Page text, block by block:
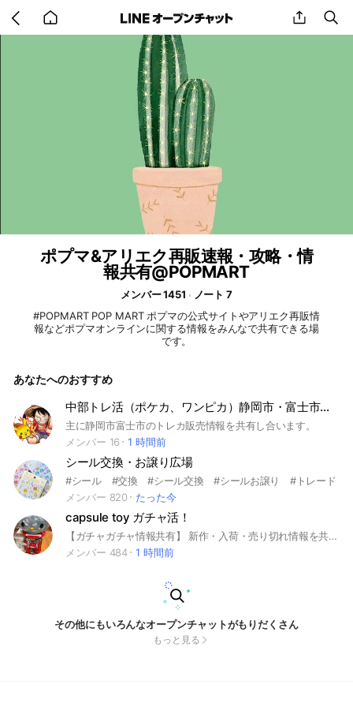
back
to
share
ポプマ&アリエク再販速報・攻略・情
報共有@POPMART
メンバー 1451
ノート 7
#POPMART POP MART ポプマの公式サイトやアリエク再販情
報などポプマオンラインに関する情報をみんなで共有できる場
です。
あなたへのおすすめ
中部トレ活（ポケカ、ワンピカ）静岡市・富士市最速情報交換
主に静岡市富士市のトレカ販売情報を共有し合います。
メンバー 16
1 時間前
シール交換・お譲り広場
#シール #交換 #シール交換 #シールお譲り #トレード
メンバー 820
たった今
capsule toy ガチャ活！
【ガチャガチャ情報共有】 新作・入荷・売り切れ情報を共有するオプチャです！ 見つけたらどんどん投稿OK📍 【NG】 ・荒らし／悪口/喧嘩 ・個人情報 ・過度な宣伝 ・虚偽情報の投稿（デマ・嘘の入荷情報など） #千葉県 #市原市 #木更津市 #富津市 #ガチャガチャ #ガチャ活
メンバー 484
1 時間前
その他にもいろんなオープンチャットがもりだくさん
もっと見る